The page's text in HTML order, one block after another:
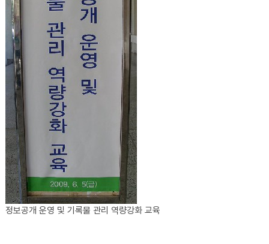
정보공개 운영 및 기록물 관리 역량강화 교육